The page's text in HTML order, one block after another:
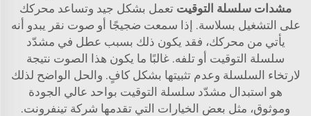
مشدات سلسلة التوقيت تعمل بشكل جيد وتساعد محركك
على التشغيل بسلاسة. إذا سمعت ضجيجًا أو صوت نقر يبدو أنه
يأتي من محركك، فقد يكون ذلك بسبب عطل في مشدّد
سلسلة التوقيت أو تلفه. غالبًا ما يكون هذا الصوت نتيجة
لارتخاء السلسلة وعدم تثبيتها بشكل كافٍ. والحل الواضح لذلك
هو استبدال مشدّد سلسلة التوقيت بواحد عالي الجودة
وموثوق، مثل بعض الخيارات التي تقدمها شركة تينفرونت.